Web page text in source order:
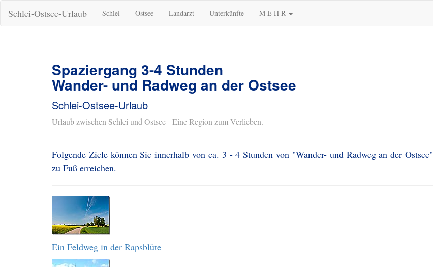
Schlei-Ostsee-Urlaub Schlei Ostsee Landarzt Unterkünfte M E H R
Spaziergang 3-4 Stunden
Wander- und Radweg an der Ostsee
Schlei-Ostsee-Urlaub
Urlaub zwischen Schlei und Ostsee - Eine Region zum Verlieben.
Folgende Ziele können Sie innerhalb von ca. 3 - 4 Stunden von "Wander- und Radweg an der Ostsee"
zu Fuß erreichen.
Ein Feldweg in der Rapsblüte